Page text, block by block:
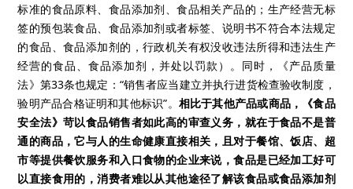
标准的食品原料、食品添加剂、食品相关产品的；生产经营无标
签的预包装食品、食品添加剂或者标签、说明书不符合本法规定
的食品、食品添加剂的，行政机关有权没收违法所得和违法生产
经营的食品、食品添加剂，并处以罚款）。同时，《产品质量
法》第33条也规定：“销售者应当建立并执行进货检查验收制度，
验明产品合格证明和其他标识”。 相比于其他产品或商品，《食品
安全法》苛以食品销售者如此高的审查义务，就在于食品不是普
通的商品，它与人的生命健康直接相关，且对于餐馆、饭店、超
市等提供餐饮服务和入口食物的企业来说，食品是已经加工好可
以直接食用的，消费者难以从其他途径了解该食品或食品添加剂